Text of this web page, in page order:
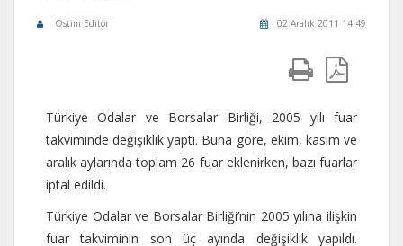
Ostim Editör 02 Aralık 2011 14:49
Türkiye Odalar ve Borsalar Birliği, 2005 yılı fuar
takviminde değişiklik yaptı. Buna göre, ekim, kasım ve
aralık aylarında toplam 26 fuar eklenirken, bazı fuarlar
iptal edildi.
Türkiye Odalar ve Borsalar Birliği’nin 2005 yılına ilişkin
fuar takviminin son üç ayında değişiklik yapıldı.